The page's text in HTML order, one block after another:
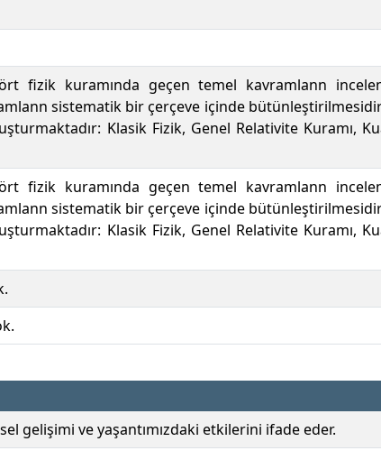
fizik kuramında geçen temel kavramlann
sistematik bir çerçeve içinde
Klasik Fizik, Genel Relativite Kuramı,
fizik kuramında geçen temel kavramlann
sistematik bir çerçeve içinde
Klasik Fizik, Genel Relativite Kuramı,
gelişimi ve yaşantımızdaki etkilerini ifade eder.